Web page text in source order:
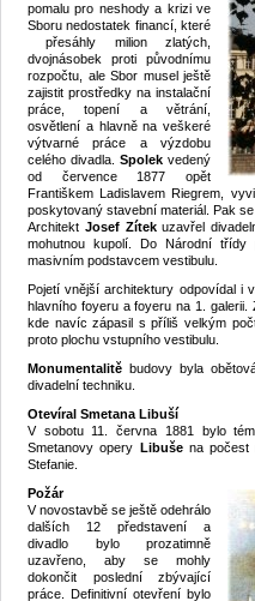
pomalu pro neshody a krizi ve
Sboru nedostatek financí, které
přesáhly milion zlatých,
dvojnásobek proti původnímu
rozpočtu, ale Sbor musel ještě
zajistit prostředky na instalační
práce, topení a větrání,
osvětlení a hlavně na veškeré
výtvarné práce a výzdobu
celého divadla. Spolek vedený
od července 1877 opět
Františkem Ladislavem Riegrem,
poskytovaný stavební materiál. Pak
Architekt Josef Zítekuzavřel
mohutnou kupolí. Do Národní
masivním podstavcem vestibulu.
Pojetí vnější architektury odpovídal i
hlavního foyeru a foyeru na 1. galerii.
kde navíc zápasil s příliš velkým
proto plochu vstupního vestibulu.
Monumentalitě budovy byla
divadelní techniku.
Otevíral Smetana Libuší
V sobotu 11. června 1881 bylo
Smetanovy opery Libušena počest
Stefanie.
Požár
V novostavbě se ještě odehrálo
dalších 12 představení a
divadlo bylo prozatimně
uzavřeno, aby se mohly
dokončit poslední zbývající
práce. Definitivní otevření bylo